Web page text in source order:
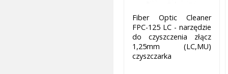
Fiber Optic Cleaner
FPC-125 LC - narzędzie
do czyszczenia złącz
1,25mm (LC,MU)
czyszczarka